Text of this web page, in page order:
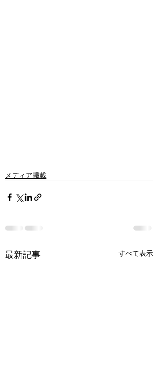
メディア掲載
最新記事 すべて表示